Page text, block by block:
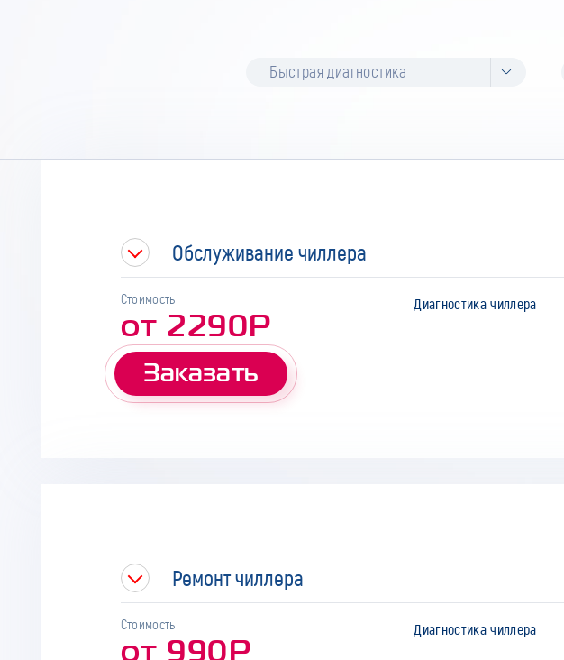
Быстрая диагностика
Обслуживание чиллера
Диагностика чиллера
Стоимость
от 2290Р
Заказать
Ремонт чиллера
Диагностика чиллера
Стоимость
от 990Р